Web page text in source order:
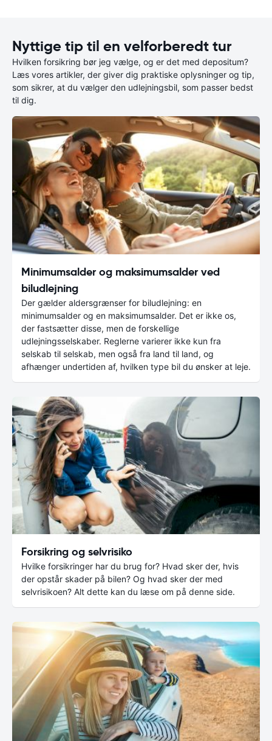
Nyttige tip til en velforberedt tur
Hvilken forsikring bør jeg vælge, og er det med depositum?
Læs vores artikler, der giver dig praktiske oplysninger og tip,
som sikrer, at du vælger den udlejningsbil, som passer bedst
til dig.
Minimumsalder og maksimumsalder ved
biludlejning
Der gælder aldersgrænser for biludlejning: en
minimumsalder og en maksimumsalder. Det er ikke os,
der fastsætter disse, men de forskellige
udlejningsselskaber. Reglerne varierer ikke kun fra
selskab til selskab, men også fra land til land, og
afhænger undertiden af, hvilken type bil du ønsker at leje.
Forsikring og selvrisiko
Hvilke forsikringer har du brug for? Hvad sker der, hvis
der opstår skader på bilen? Og hvad sker der med
selvrisikoen? Alt dette kan du læse om på denne side.